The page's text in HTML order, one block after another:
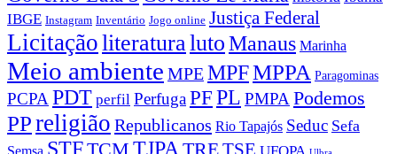
IBGE Instagram Inventário Jogo online Justiça Federal
LicitaçãoliteraturalutoManaus Marinha
Meio ambiente MPEMPFMPPA Paragominas
PCPA PDT perfil PerfugaPFPL PMPA Podemos
PPreligião Republicanos Rio Tapajós Seduc Sefa
Semsa STFTCM TJPA TRETSE